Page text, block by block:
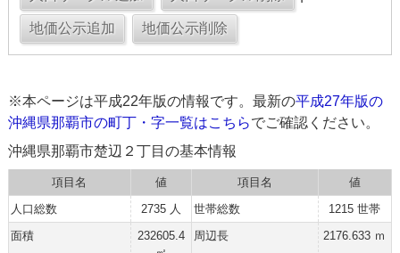
※本ページは平成22年版の情報です。最新の平成27年版の
沖縄県那覇市の町丁・字一覧はこちらでご確認ください。
沖縄県那覇市楚辺２丁目の基本情報
項目名 値 項目名
値
人口総数
2735 人 世帯総数
1215 世帯
面積
232605.4
周辺長 2176.633 ｍ